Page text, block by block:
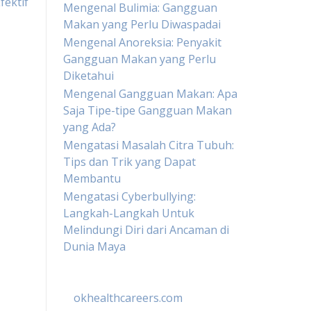
Mengenal Bulimia: Gangguan
Makan yang Perlu Diwaspadai
Mengenal Anoreksia: Penyakit
Gangguan Makan yang Perlu
Diketahui
Mengenal Gangguan Makan: Apa
Saja Tipe-tipe Gangguan Makan
yang Ada?
Mengatasi Masalah Citra Tubuh:
Tips dan Trik yang Dapat
Membantu
Mengatasi Cyberbullying:
Langkah-Langkah Untuk
Melindungi Diri dari Ancaman di
Dunia Maya
okhealthcareers.com